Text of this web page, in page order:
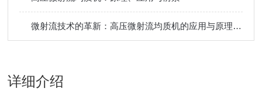
微射流技术的革新：高压微射流均质机的应用与原理探索
详细介绍